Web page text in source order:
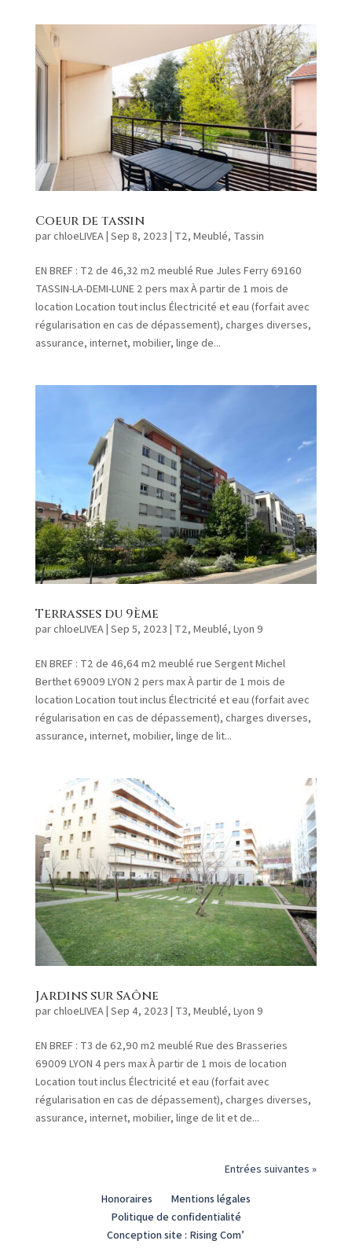
Coeur de tassin
parchloeLIVEA| Sep 8, 2023 T2, Meublé, Tassin
EN BREF : T2 de 46,32 m2 meublé Rue Jules Ferry 69160
TASSIN-LA-DEMI-LUNE 2 pers max À partir de 1 mois de
location Location tout inclus Électricité et eau (forfait avec
régularisation en cas de dépassement), charges diverses,
assurance, internet, mobilier, linge de...
Terrasses du 9ème
parchloeLIVEA| Sep 5, 2023 T2, Meublé, Lyon 9
EN BREF : T2 de 46,64 m2 meublé rue Sergent Michel
Berthet 69009 LYON 2 pers max À partir de 1 mois de
location Location tout inclus Électricité et eau (forfait avec
régularisation en cas de dépassement), charges diverses,
assurance, internet, mobilier, linge de lit...
Jardins sur Saône
parchloeLIVEA| Sep 4, 2023 T3, Meublé, Lyon 9
EN BREF : T3 de 62,90 m2 meublé Rue des Brasseries
69009 LYON 4 pers max À partir de 1 mois de location
Location tout inclus Électricité et eau (forfait avec
régularisation en cas de dépassement), charges diverses,
assurance, internet, mobilier, linge de lit et de...
Entrées suivantes »
Honoraires
Mentions légales
Politique de confidentialité
Conception site : Rising Com’